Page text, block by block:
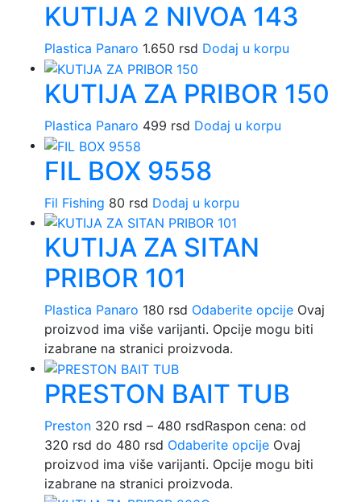
KUTIJA 2 NIVOA 143
Plastica Panaro 1.650 rsd Dodaj u korpu
KUTIJA ZA PRIBOR 150
Plastica Panaro 499 rsd Dodaj u korpu
FIL BOX 9558
Fil Fishing 80 rsd Dodaj u korpu
KUTIJA ZA SITAN
PRIBOR 101
Plastica Panaro 180 rsd Odaberite opcije Ovaj
proizvod ima više varijanti. Opcije mogu biti
izabrane na stranici proizvoda.
PRESTON BAIT TUB
Preston 320 rsd – 480 rsdRaspon cena: od
320 rsd do 480 rsd Odaberite opcije Ovaj
proizvod ima više varijanti. Opcije mogu biti
izabrane na stranici proizvoda.